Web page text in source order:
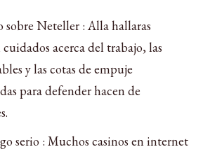
Neteller : Alla hallaras
acerca del trabajo, las
y las cotas de empuje
para defender hacen de
serio : Muchos casinos en internet